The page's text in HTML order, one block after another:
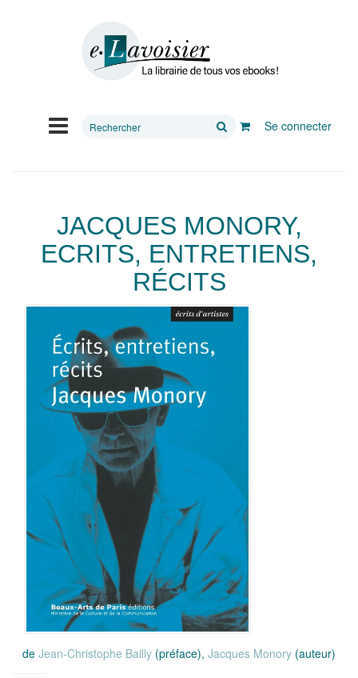
Rechercher
Se connecter
JACQUES MONORY,
ECRITS, ENTRETIENS,
RÉCITS
de Jean-Christophe Bailly (préface), Jacques Monory (auteur)